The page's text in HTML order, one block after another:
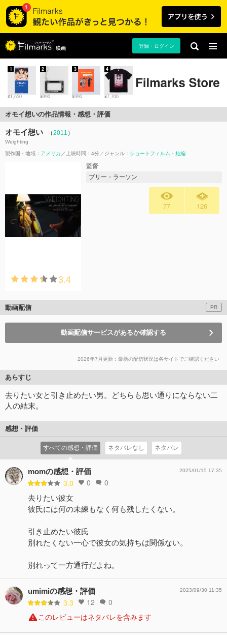
映画 登録・ログイン
¥1,650
1
¥990
2
¥990
3
¥7,700
4
オモイ想いの作品情報・感想・評価
オモイ想い （2011 ）
Weighting
製作国・地域： アメリカ 上映時間：4分 ジャンル： ショートフィルム・短編
3.4
監督
ブリー・ラーソン
77 126
動画配信 PR
動画配信サービスがあるか確認する
2026年7月更新：最新の配信状況は各サイトでご確認ください
あらすじ
去りたい女と引き止めたい男。どちらも思い通りにならない二
人の結末。
感想・評価
すべての感想・評価 ネタバレなし ネタバレ
momの感想・評価
3.0 0 0
2025/01/15 17:35
去りたい彼女
彼氏には何の未練もなく何も残したくない。
引き止めたい彼氏
別れたくない一心で彼女の気持ちは関係ない。
別れって一方通行だよね。
umimiの感想・評価
3.3 12 0
2023/09/30 11:35
このレビューはネタバレを含みます